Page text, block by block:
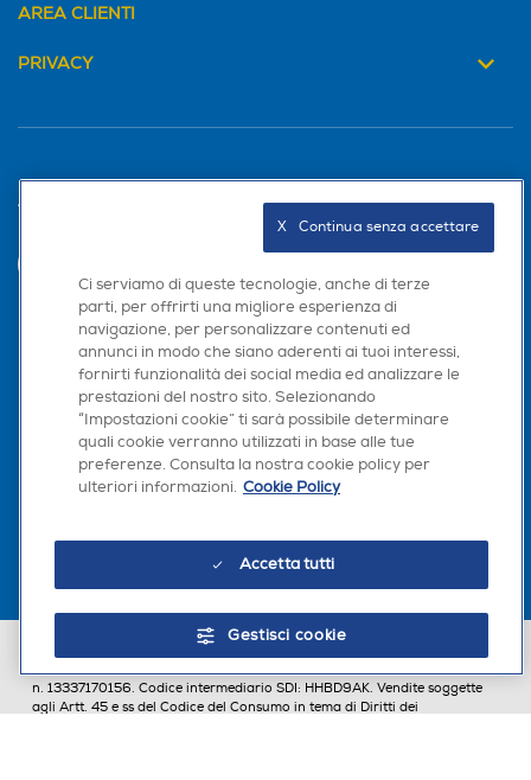
AREA CLIENTI
PRIVACY
Trova negozio
Seguici sui social
Scarica la nostra app
Euronics Italia SpA. Sede legale Via Montefeltro, 6/a 20156 Milano
n. 13337170156. Codice intermediario SDI: HHBD9AK. Vendite soggette
agli Artt. 45 e ss del Codice del Consumo in tema di Diritti dei
Ci serviamo di queste tecnologie, anche di terze
parti, per offrirti una migliore esperienza di
navigazione, per personalizzare contenuti ed
annunci in modo che siano aderenti ai tuoi interessi,
fornirti funzionalità dei social media ed analizzare le
prestazioni del nostro sito. Selezionando
“Impostazioni cookie” ti sarà possibile determinare
quali cookie verranno utilizzati in base alle tue
preferenze. Consulta la nostra cookie policy per
ulteriori informazioni. Cookie Policy
Accetta tutti
Gestisci cookie
X   Continua senza accettare